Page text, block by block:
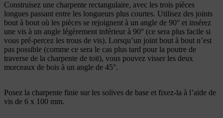
Construisez une charpente rectangulaire, avec les trois pièces
longues passant entre les longueurs plus courtes. Utilisez des joints
bout à bout où les pièces se rejoignent à un angle de 90° et insérez
une vis à un angle légèrement inférieur à 90° (ce sera plus facile si
vous pré-percez les trous de vis). Lorsqu’un joint bout à bout n’est
pas possible (comme ce sera le cas plus tard pour la poutre de
traverse de la charpente de toit), vous pouvez visser les deux
morceaux de bois à un angle de 45°.
Posez la charpente finie sur les solives de base et fixez-la à l’aide de
vis de 6 x 100 mm.